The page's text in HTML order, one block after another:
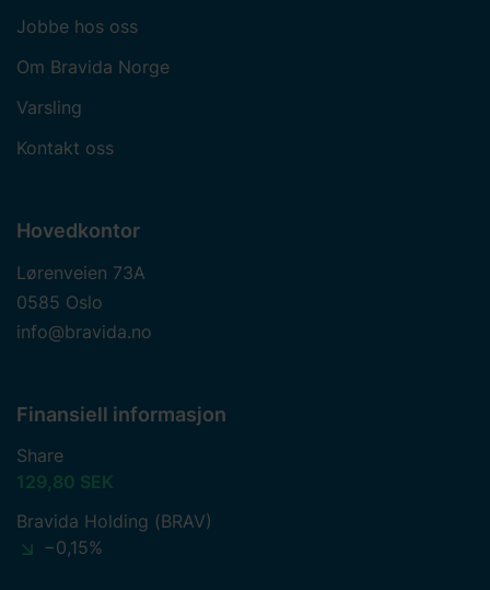
Jobbe hos oss
Om Bravida Norge
Varsling
Kontakt oss
Hovedkontor
Lørenveien 73A
0585 Oslo
info@bravida.no
Finansiell informasjon
Share
129,80 SEK
Bravida Holding (BRAV)
−0,15%